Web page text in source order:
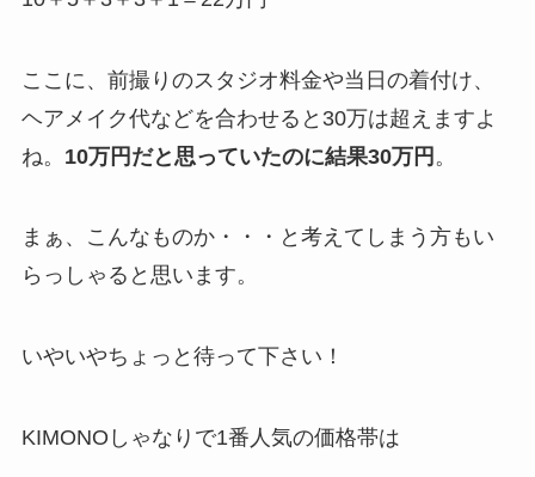
ここに、前撮りのスタジオ料金や当日の着付け、
ヘアメイク代などを合わせると30万は超えますよ
ね。 10万円だと思っていたのに結果30万円 。
まぁ、こんなものか・・・と考えてしまう方もい
らっしゃると思います。
いやいやちょっと待って下さい！
KIMONOしゃなりで1番人気の価格帯は